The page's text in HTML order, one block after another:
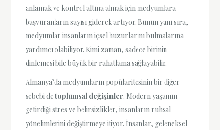
anlamak ve kontrol altına almak için medyumlara
başvuranların sayısı giderek artıyor. Bunun yanı sıra,
medyumlar insanların içsel huzurlarını bulmalarına
yardımcı olabiliyor. Kimi zaman, sadece birinin
dinlemesi bile büyük bir rahatlama sağlayabilir.
Almanya’da medyumların popülaritesinin bir diğer
sebebi detoplumsal değişimler. Modern yaşamın
getirdiği stres ve belirsizlikler, insanların ruhsal
yönelimlerini değiştirmeye itiyor. İnsanlar, geleneksel